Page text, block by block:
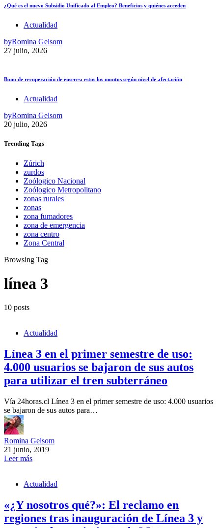
¿Qué es el nuevo Subsidio Unificado al Empleo? Beneficios y quiénes acceden
Actualidad
byRomina Gelsom
27 julio, 2026
Bono de recuperación de enseres: estos los montos según nivel de afectación
Actualidad
byRomina Gelsom
20 julio, 2026
Trending Tags
Zúrich
zurdos
Zoólogico Nacional
Zoólogico Metropolitano
zonas rurales
zonas
zona fumadores
zona de emergencia
zona centro
Zona Central
Browsing Tag
línea 3
10 posts
Actualidad
Línea 3 en el primer semestre de uso:
4.000 usuarios se bajaron de sus autos
para utilizar el tren subterráneo
Vía 24horas.cl Línea 3 en el primer semestre de uso: 4.000 usuarios
se bajaron de sus autos para…
Romina Gelsom
21 junio, 2019
Leer más
Actualidad
«¿Y nosotros qué?»: El reclamo en
regiones tras inauguración de Línea 3 y